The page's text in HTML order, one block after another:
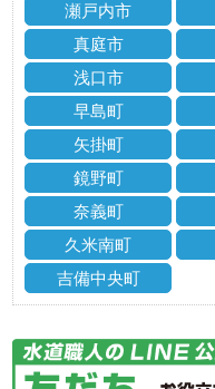
瀬戸内市
真庭市
浅口市
早島町
矢掛町
鏡野町
奈義町
久米南町
吉備中央町